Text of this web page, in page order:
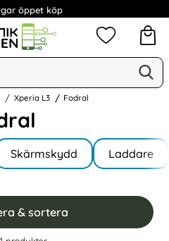
öppet köp
Mina
Xperia L3 Fodral
Skärmskydd Laddare
& sortera